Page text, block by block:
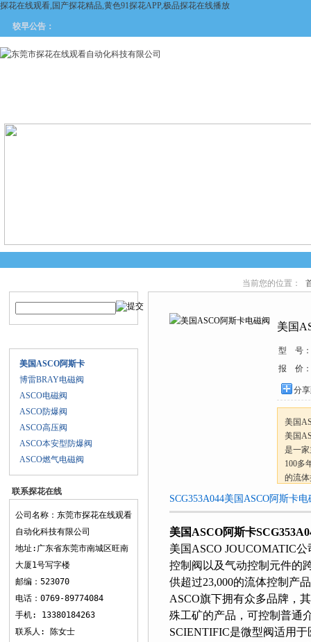
探花在线观看,国产探花精品,黄色91探花APP,极品探花在线播放
较早公告：
美国ASCO阿斯卡
博雷BRAY电磁阀
ASCO电磁阀
ASCO防爆阀
ASCO高压阀
ASCO本安型防爆阀
ASCO燃气电磁阀
联系探花在线
观看
公司名称：东莞市探花在线观看
自动化科技有限公司
地址:广东省东莞市南城区旺南
大厦1号写字楼
邮编：523070
电话：0769-89774084
手机: 13380184263
联系人: 陈女士
当前您的位置：
美国
型 号：
报 价：
分享
美国
美国
是一家
100多
的流体
通用型
SCG353A044美国ASCO阿斯卡电磁
美国ASCO阿斯卡
美国ASCO JOUCOMATIC公
控制阀以及气动控制元件的跨
供超过23,000的流体控制产品
ASCO旗下拥有众多品牌
殊工矿的产品，可控制普通
SCIENTIFIC是微型阀适用于